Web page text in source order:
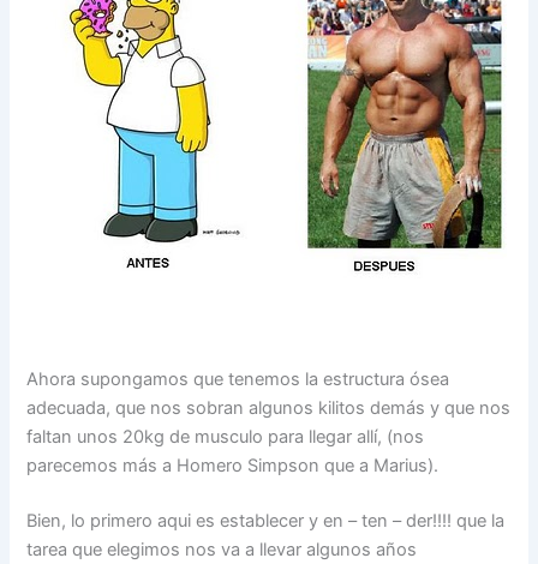
Ahora supongamos que tenemos la estructura ósea
adecuada, que nos sobran algunos kilitos demás y que nos
faltan unos 20kg de musculo para llegar allí, (nos
parecemos más a Homero Simpson que a Marius).
Bien, lo primero aqui es establecer y en – ten – der!!!! que la
tarea que elegimos nos va a llevar algunos años